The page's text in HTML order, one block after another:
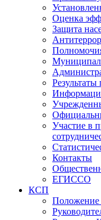
Оценка
Защита
Результаты
Участие в
Контакты
ЕГИССО
КСП